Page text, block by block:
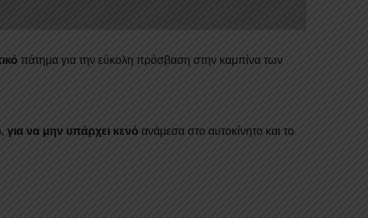
πάτημα για την εύκολη πρόσβαση στην καμπίνα των
για να μην υπάρχει κενό ανάμεσα στο αυτοκίνητο και το